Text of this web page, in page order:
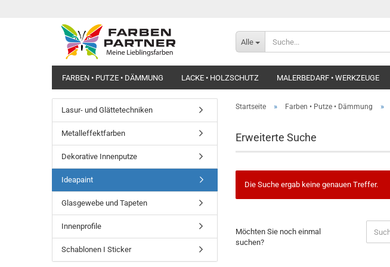
Alle
FARBEN • PUTZE • DÄMMUNG LACKE • HOLZSCHUTZ MALERBEDARF • WERKZEUGE
Startseite » Farben • Putze • Dämmung »
Erweiterte Suche
Die Suche ergab keine genauen Treffer.
SIE
NOCH
Möchten Sie noch einmal
suchen?
Lasur- und Glättetechniken
Metalleffektfarben
Dekorative Innenputze
Ideapaint
Glasgewebe und Tapeten
Innenprofile
Schablonen I Sticker